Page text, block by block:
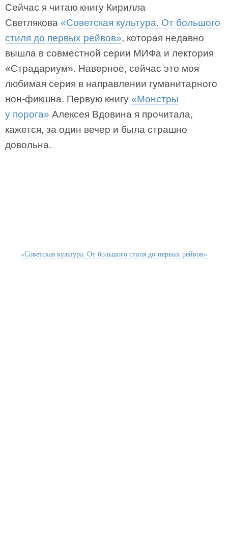
Сейчас я читаю книгу Кирилла
Светлякова «Советская культура. От большого
стиля до первых рейвов», которая недавно
вышла в совместной серии МИФа и лектория
«Страдариум». Наверное, сейчас это моя
любимая серия в направлении гуманитарного
нон-фикшна. Первую книгу «Монстры
у порога» Алексея Вдовина я прочитала,
кажется, за один вечер и была страшно
довольна.
«Советская культура. От большого стиля до первых рейвов»